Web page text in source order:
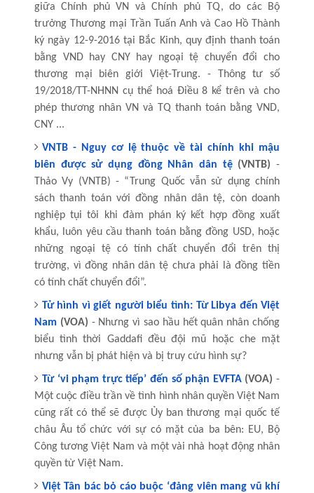
giữa Chính phủ VN và Chính phủ TQ, do các Bộ
trưởng Thương mại Trần Tuấn Anh và Cao Hồ Thành
ký ngày 12-9-2016 tại Bắc Kinh, quy định thanh toán
bằng VND hay CNY hay ngoại tệ chuyển đổi cho
thương mại biên giới Việt-Trung. - Thông tư số
19/2018/TT-NHNN cụ thể hoá Điều 8 kể trên và cho
phép thương nhân VN và TQ thanh toán bằng VND,
CNY ...
VNTB - Nguy cơ lệ thuộc về tài chính khi mậu
biên được sử dụng đồng Nhân dân tệ(VNTB) -
Thảo Vy (VNTB) - “Trung Quốc vẫn sử dụng chính
sách thanh toán với đồng nhân dân tệ, còn doanh
nghiệp tụi tôi khi đàm phán ký kết hợp đồng xuất
khẩu, luôn yêu cầu thanh toán bằng đồng USD, hoặc
những ngoại tệ có tính chất chuyển đổi trên thị
trường, vì đồng nhân dân tệ chưa phải là đồng tiền
có tính chất chuyển đổi”.
Tử hình vì giết người biểu tình: Từ Libya đến Việt
Nam(VOA) - Nhưng vì sao hầu hết quân nhân chống
biểu tình thời Gaddafi đều đội mũ hoặc che mặt
nhưng vẫn bị phát hiện và bị truy cứu hình sự?
Từ ‘vi phạm trực tiếp’ đến số phận EVFTA(VOA)-
Một cuộc điều trần về tình hình nhân quyền Việt Nam
cũng rất có thể sẽ được Ủy ban thương mại quốc tế
châu Âu tổ chức với sự có mặt của ba bên: EU, Bộ
Công tương Việt Nam và một vài nhà hoạt động nhân
quyền từ Việt Nam.
Việt Tân bác bỏ cáo buộc ‘đảng viên mang vũ khí